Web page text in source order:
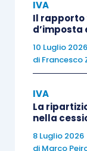
Il
possono
in cui gli
corretti
cui all’
comma 2).
Nei casi
IVA
Il
d’imposta
10 Luglio 2026
di Francesco
IVA
La
nella
8 Luglio 2026
di Marco